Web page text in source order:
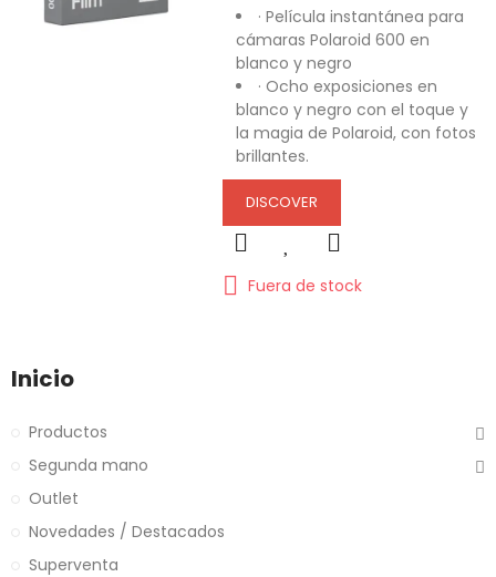
· Película instantánea para
cámaras Polaroid 600 en
blanco y negro
· Ocho exposiciones en
blanco y negro con el toque y
la magia de Polaroid, con fotos
brillantes.
DISCOVER
Fuera de stock
Inicio
Productos
Segunda mano
Outlet
Novedades / Destacados
Superventa